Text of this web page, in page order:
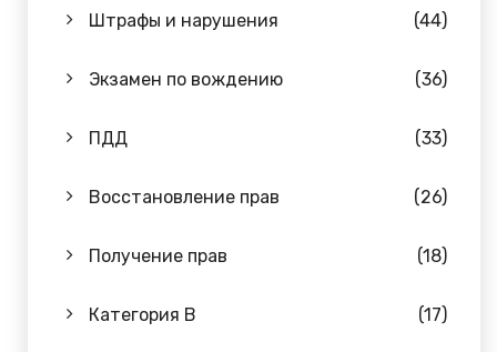
Штрафы и нарушения (44)
Экзамен по вождению (36)
ПДД (33)
Восстановление прав (26)
Получение прав (18)
Категория B (17)